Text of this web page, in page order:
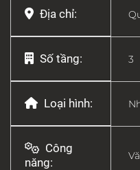
Địa chỉ:
Số tầng: 3
Loại hình:
Công
năng: